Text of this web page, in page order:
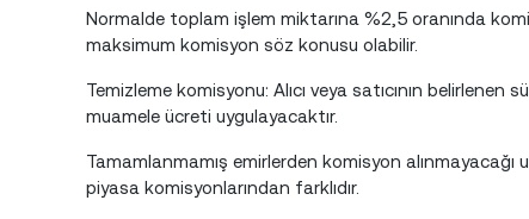
Normalde toplam işlem miktarına %2,5 oranında
maksimum komisyon söz konusu olabilir.
Temizleme komisyonu: Alıcı veya satıcının
muamele ücreti uygulayacaktır.
Tamamlanmamış emirlerden komisyon alınmayacağı
piyasa komisyonlarından farklıdır.